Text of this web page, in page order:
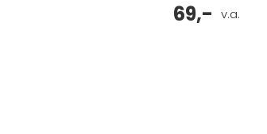
v.a.
69,-